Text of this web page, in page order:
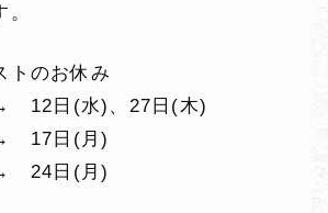
トのお休み
12日(水)、27日(木)
日(月)
日(月)